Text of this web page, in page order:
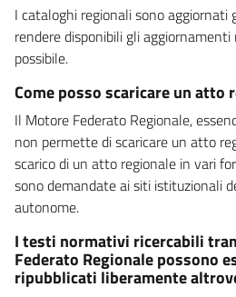
I cataloghi regionali sono
rendere disponibili gli
possibile.
Come posso scaricare un atto
Il Motore Federato Regionale,
non permette di scaricare un atto
scarico di un atto regionale in vari
sono demandate ai siti istituzionali
autonome.
I testi normativi ricercabili
Federato Regionale possono
ripubblicati liberamente